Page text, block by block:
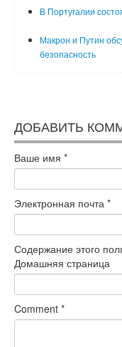
В Португалии
Макрон и Путин
безопасность
ДОБАВИТЬ
Ваше имя *
Электронная почта *
Содержание этого
Домашняя страница
Comment *